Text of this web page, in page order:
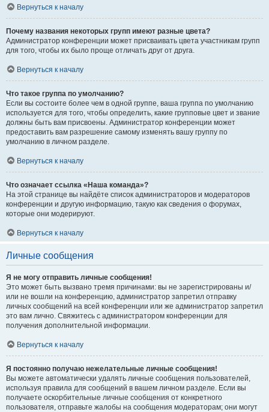
Вернуться к началу
Почему названия некоторых групп имеют разные цвета?
Администратор конференции может присваивать цвета участникам групп
для того, чтобы их было проще отличать друг от друга.
Вернуться к началу
Что такое группа по умолчанию?
Если вы состоите более чем в одной группе, ваша группа по умолчанию
используется для того, чтобы определить, какие групповые цвет и звание
должны быть вам присвоены. Администратор конференции может
предоставить вам разрешение самому изменять вашу группу по
умолчанию в личном разделе.
Вернуться к началу
Что означает ссылка «Наша команда»?
На этой странице вы найдёте список администраторов и модераторов
конференции и другую информацию, такую как сведения о форумах,
которые они модерируют.
Вернуться к началу
Личные сообщения
Я не могу отправить личные сообщения!
Это может быть вызвано тремя причинами: вы не зарегистрированы и/
или не вошли на конференцию, администратор запретил отправку
личных сообщений на всей конференции или же администратор запретил
это вам лично. Свяжитесь с администратором конференции для
получения дополнительной информации.
Вернуться к началу
Я постоянно получаю нежелательные личные сообщения!
Вы можете автоматически удалять личные сообщения пользователей,
используя правила для сообщений в вашем личном разделе. Если вы
получаете оскорбительные личные сообщения от конкретного
пользователя, отправьте жалобы на сообщения модераторам; они могут